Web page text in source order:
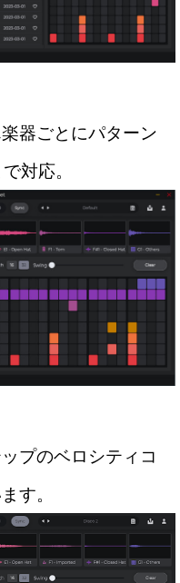
器ごとにパターン
対応。
プのベロシティコ
す。